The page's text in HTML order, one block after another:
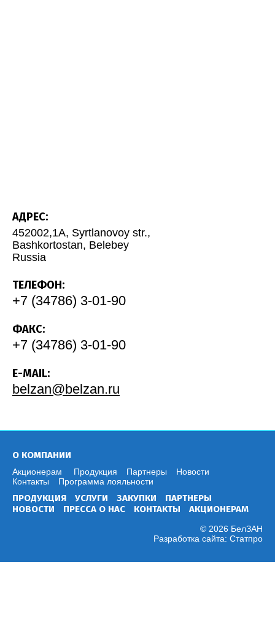
АДРЕС:
452002,1A, Syrtlanovoy str.,
Bashkortostan, Belebey
Russia
ТЕЛЕФОН:
+7 (34786) 3-01-90
ФАКС:
+7 (34786) 3-01-90
E-MAIL:
belzan@belzan.ru
О КОМПАНИИ
Акционерам Продукция Партнеры
Новости
Контакты
Программа лояльности
ПРОДУКЦИЯ УСЛУГИ ЗАКУПКИ
ПАРТНЕРЫ
НОВОСТИ
ПРЕССА О НАС КОНТАКТЫ АКЦИОНЕРАМ
© 2026 БелЗАН
Разработка сайта: Статпро